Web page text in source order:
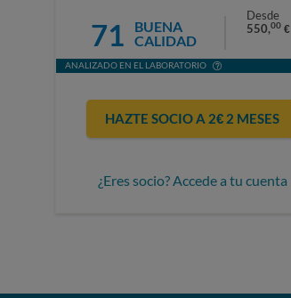
71
BUENA
CALIDAD
Desde
550,00 €
ANALIZADO EN EL LABORATORIO
HAZTE SOCIO A 2€ 2 MESES
¿Eres socio? Accede a tu cuenta